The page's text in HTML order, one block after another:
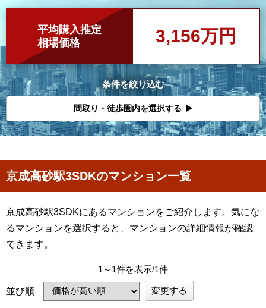
平均購入推定
相場価格
3,156万円
条件を絞り込む
間取り・徒歩圏内を選択する
京成高砂駅3SDKのマンション一覧
京成高砂駅3SDKにあるマンションをご紹介します。気にな
るマンションを選択すると、マンションの詳細情報が確認
できます。
1～1件を表示/1件
並び順 変更する